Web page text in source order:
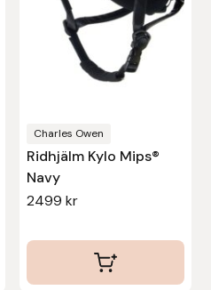
Charles Owen
Ridhjälm Kylo Mips®
Navy
2499 kr
alternativen
produktsidan